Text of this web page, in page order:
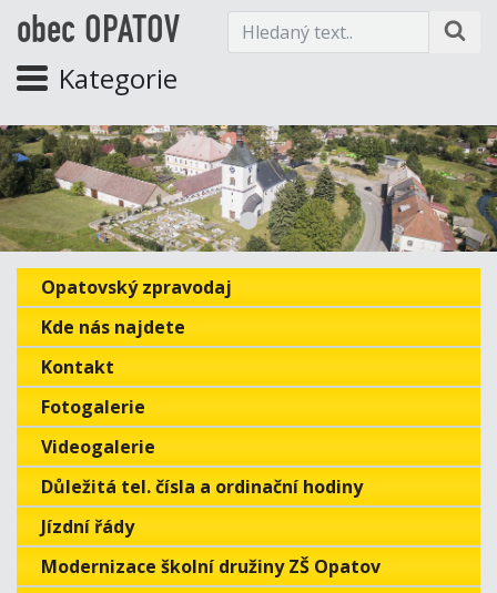
obec OPATOV
Kategorie
Opatovský zpravodaj
Kde nás najdete
Kontakt
Fotogalerie
Videogalerie
Důležitá tel. čísla a ordinační hodiny
Jízdní řády
Modernizace školní družiny ZŠ Opatov